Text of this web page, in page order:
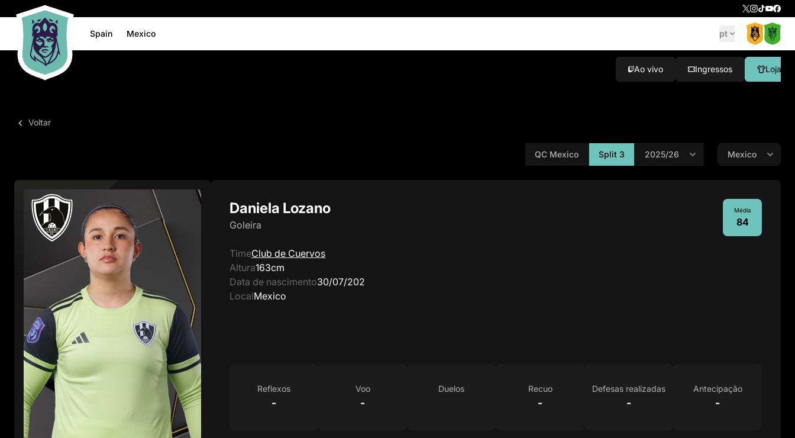
Spain Mexico pt
Ao vivo Ingressos Loja
Voltar
QC Mexico Split 3
Daniela Lozano
Goleira
TimeClub de Cuervos
Altura163cm
Data de nascimento30/07/202
LocalMexico
Média
84
Reflexos
-
Voo
-
Duelos Recuo
-
Defesas realizadas
-
Antecipação
-